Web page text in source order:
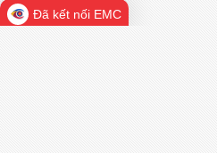
Đã kết nối EMC